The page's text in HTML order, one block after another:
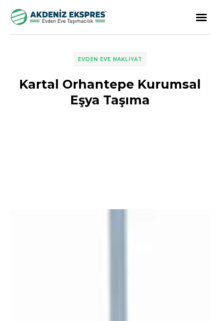
EVDEN EVE NAKLIYAT
Kartal Orhantepe Kurumsal
Eşya Taşıma